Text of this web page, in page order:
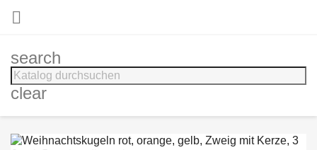

search
clear